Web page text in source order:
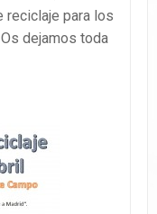
reciclaje para los
dejamos toda